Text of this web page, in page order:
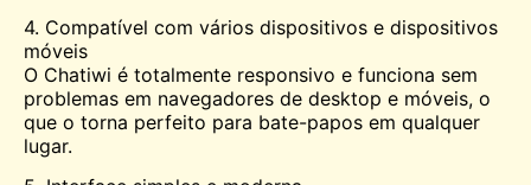
4. Compatível com vários dispositivos e dispositivos
móveis
O Chatiwi é totalmente responsivo e funciona sem
problemas em navegadores de desktop e móveis, o
que o torna perfeito para bate-papos em qualquer
lugar.